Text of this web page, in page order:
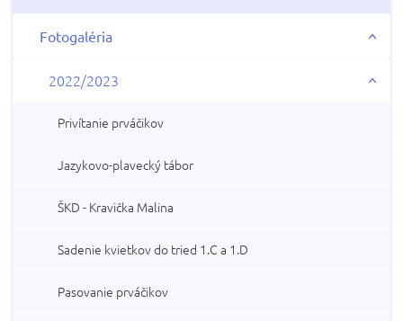
Fotogaléria
2022/2023
Privítanie prváčikov
Jazykovo-plavecký tábor
ŠKD - Kravička Malina
Sadenie kvietkov do tried 1.C a 1.D
Pasovanie prváčikov